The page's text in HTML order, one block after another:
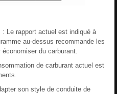
: Le rapport actuel est indiqué à
au-dessus recommande les
du carburant.
de carburant actuel est
son style de conduite de